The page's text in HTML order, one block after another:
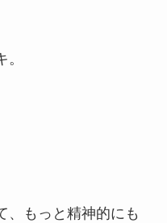
、もっと精神的にも